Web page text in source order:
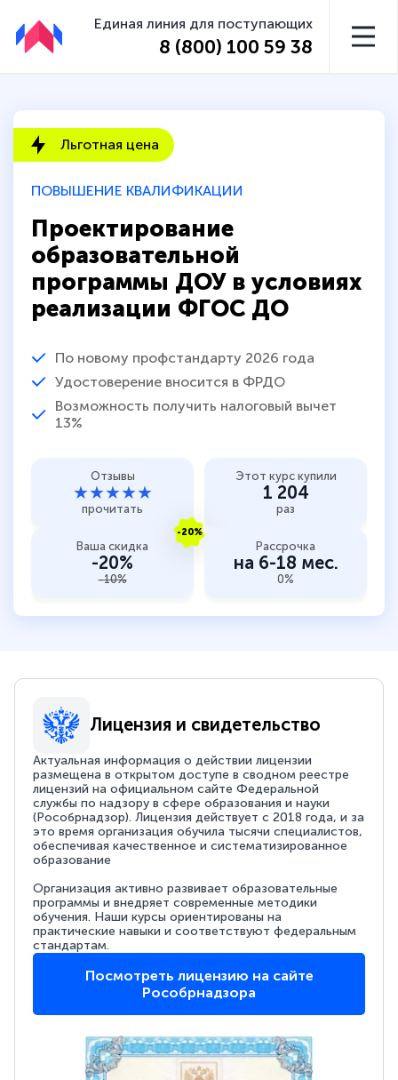
Единая линия для поступающих
8 (800) 100 59 38
ПОВЫШЕНИЕ КВАЛИФИКАЦИИ
Проектирование
образовательной
программы ДОУ в условиях
реализации ФГОС ДО
По новому профстандарту 2026 года
Удостоверение вносится в ФРДО
Возможность получить налоговый вычет
13%
Льготная цена
Отзывы
★★★★★
прочитать
Этот курс купили
1 204
раз
-20%
Ваша скидка
-20%
-10%
Рассрочка
на 6-18 мес.
0%
Лицензия и свидетельство
Актуальная информация о действии лицензии
размещена в открытом доступе в сводном реестре
лицензий на официальном сайте Федеральной
службы по надзору в сфере образования и науки
(Рособрнадзор). Лицензия действует с 2018 года, и за
это время организация обучила тысячи специалистов,
обеспечивая качественное и систематизированное
образование
Организация активно развивает образовательные
программы и внедряет современные методики
обучения. Наши курсы ориентированы на
практические навыки и соответствуют федеральным
стандартам.
Посмотреть лицензию на сайте
Рособрнадзора